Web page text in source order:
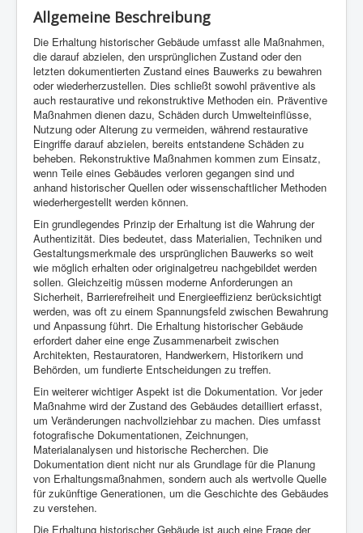
Allgemeine Beschreibung
Die Erhaltung historischer Gebäude umfasst alle Maßnahmen,
die darauf abzielen, den ursprünglichen Zustand oder den
letzten dokumentierten Zustand eines Bauwerks zu bewahren
oder wiederherzustellen. Dies schließt sowohl präventive als
auch restaurative und rekonstruktive Methoden ein. Präventive
Maßnahmen dienen dazu, Schäden durch Umwelteinflüsse,
Nutzung oder Alterung zu vermeiden, während restaurative
Eingriffe darauf abzielen, bereits entstandene Schäden zu
beheben. Rekonstruktive Maßnahmen kommen zum Einsatz,
wenn Teile eines Gebäudes verloren gegangen sind und
anhand historischer Quellen oder wissenschaftlicher Methoden
wiederhergestellt werden können.
Ein grundlegendes Prinzip der Erhaltung ist die Wahrung der
Authentizität. Dies bedeutet, dass Materialien, Techniken und
Gestaltungsmerkmale des ursprünglichen Bauwerks so weit
wie möglich erhalten oder originalgetreu nachgebildet werden
sollen. Gleichzeitig müssen moderne Anforderungen an
Sicherheit, Barrierefreiheit und Energieeffizienz berücksichtigt
werden, was oft zu einem Spannungsfeld zwischen Bewahrung
und Anpassung führt. Die Erhaltung historischer Gebäude
erfordert daher eine enge Zusammenarbeit zwischen
Architekten, Restauratoren, Handwerkern, Historikern und
Behörden, um fundierte Entscheidungen zu treffen.
Ein weiterer wichtiger Aspekt ist die Dokumentation. Vor jeder
Maßnahme wird der Zustand des Gebäudes detailliert erfasst,
um Veränderungen nachvollziehbar zu machen. Dies umfasst
fotografische Dokumentationen, Zeichnungen,
Materialanalysen und historische Recherchen. Die
Dokumentation dient nicht nur als Grundlage für die Planung
von Erhaltungsmaßnahmen, sondern auch als wertvolle Quelle
für zukünftige Generationen, um die Geschichte des Gebäudes
zu verstehen.
Die Erhaltung historischer Gebäude ist auch eine Frage der